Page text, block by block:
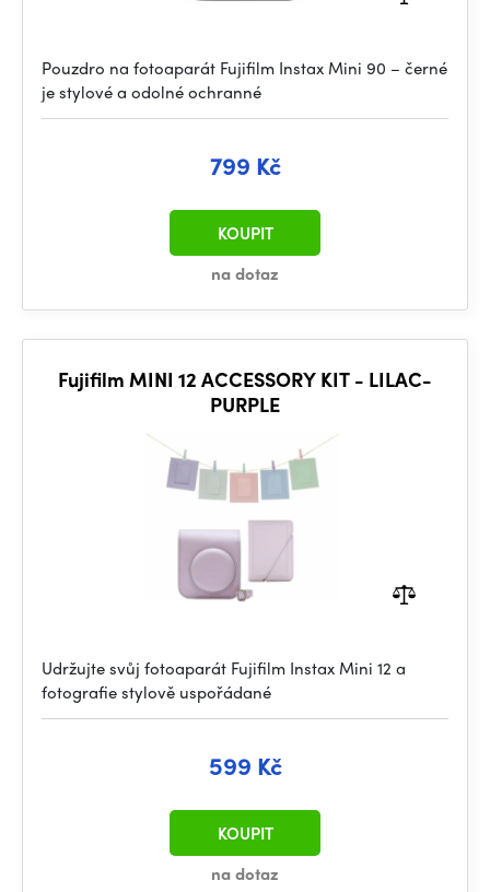
Pouzdro na fotoaparát Fujifilm Instax Mini 90 – černé
je stylové a odolné ochranné
799 Kč
na dotaz
KOUPIT
Fujifilm MINI 12 ACCESSORY KIT - LILAC-
PURPLE
Udržujte svůj fotoaparát Fujifilm Instax Mini 12 a
fotografie stylově uspořádané
599 Kč
na dotaz
KOUPIT